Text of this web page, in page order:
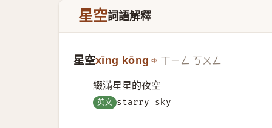
星空詞語解釋
星空xīng kōng ㄒㄧㄥ ㄎㄨㄥ
綴滿星星的夜空
英文 starry sky